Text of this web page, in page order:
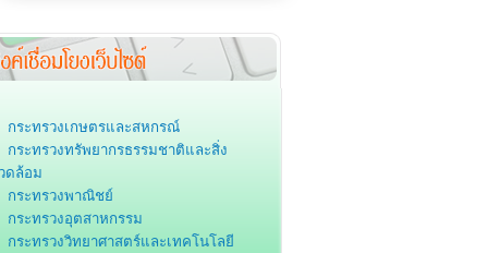
กระทรวงเกษตรและสหกรณ์
กระทรวงทรัพยากรธรรมชาติและสิ่ง
ดล้อม
กระทรวงพาณิชย์
กระทรวงอุตสาหกรรม
กระทรวงวิทยาศาสตร์และเทคโนโลยี